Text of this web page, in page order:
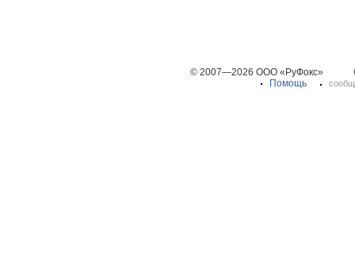
© 2007—2026 ООО «РуФокс»
Помощь